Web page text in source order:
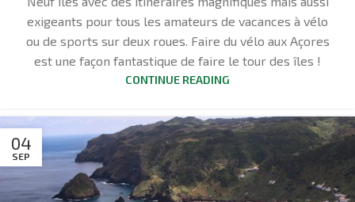
exigeants pour tous les amateurs de vacances à vélo
ou de sports sur deux roues. Faire du vélo aux Açores
est une façon fantastique de faire le tour des îles !
CONTINUE READING
04
SEP